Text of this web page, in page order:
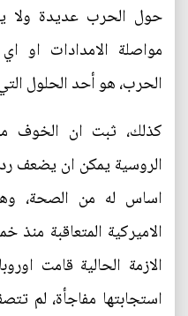
حول الحرب عديدة ولا
مواصلة الامدادات او
الحرب، هو أحد الحلول
كذلك، ثبت ان الخوف
الروسية يمكن ان يضعف
اساس له من الصحة،
الاميركية المتعاقبة
الازمة الحالية قامت
استجابتها مفاجأة، لم